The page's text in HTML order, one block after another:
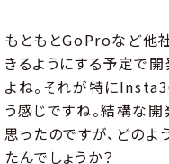
もともとGoProなど他
きるようにする予定で
よね。それが特に
う感じですね。結構な
思ったのですが、どの
たんでしょうか？